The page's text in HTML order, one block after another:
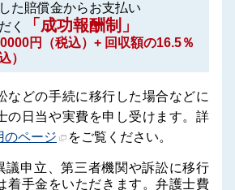
た賠償金からお支払い
く
「成功報酬制」
円（税込）+ 回収額の16.5％
）
などの手続に移行した場合などに
の日当や実費を申し受けます。詳
のページ をご覧ください。
着手金をいただきます。弁護士費